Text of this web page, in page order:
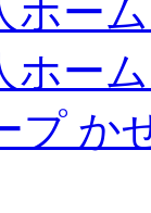
ホー
ホー
プ か